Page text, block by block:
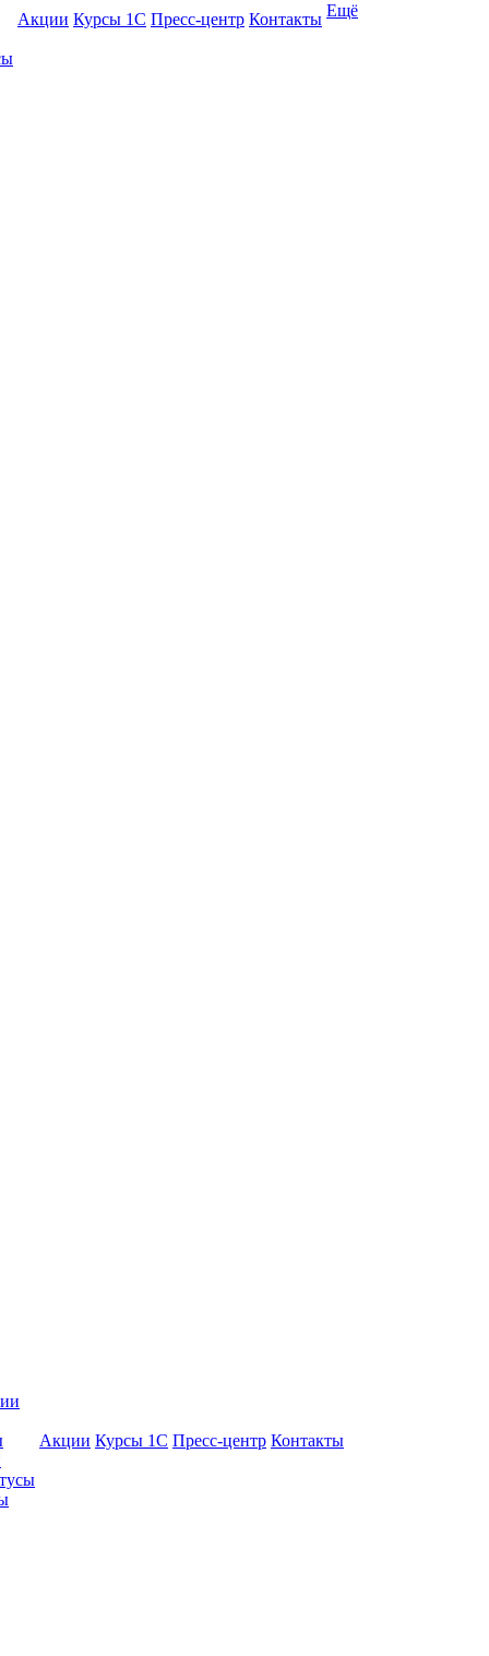
Акции Курсы 1С Пресс-центр Контакты Ещё
Акции Курсы 1С Пресс-центр Контакты